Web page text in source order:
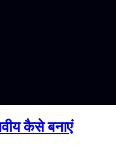
कैसे बनाएं